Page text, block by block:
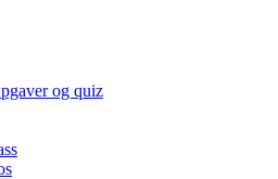
og quiz